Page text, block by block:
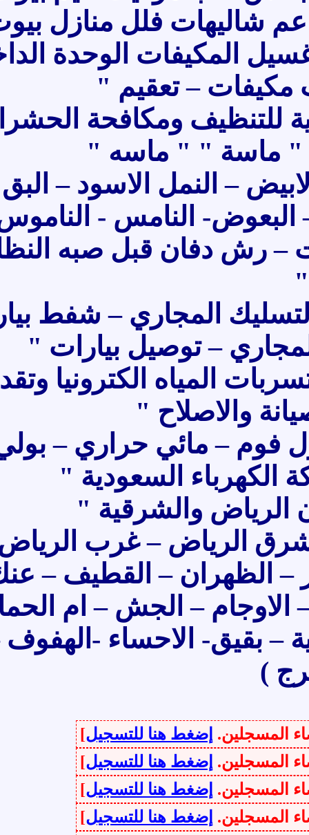
فلل منازل بيوت "
الوحدة الداخلية
– تعقيم "
ومكافحة الحشرات
" " ماسه "
النمل الاسود – البق –
النامس - الناموس –
دفان قبل صبه النظافة
المجاري – شفط بيارات
– توصيل بيارات "
الكترونيا وتقديم
والاصلاح "
– مائي حراري – بولي
السعودية "
والشرقية "
– غرب الرياض –
– القطيف – عنك –
– الجش – ام الحمام –
بقيق- الاحساء -الهفوف –
إضغط هنا للتسجيل]
إضغط هنا للتسجيل]
إضغط هنا للتسجيل]
إضغط هنا للتسجيل]